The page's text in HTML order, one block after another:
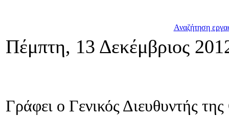
Αναζήτηση
Πέμπτη, 13 Δεκέμβριος
Γράφει ο Γενικός Διευθυντής